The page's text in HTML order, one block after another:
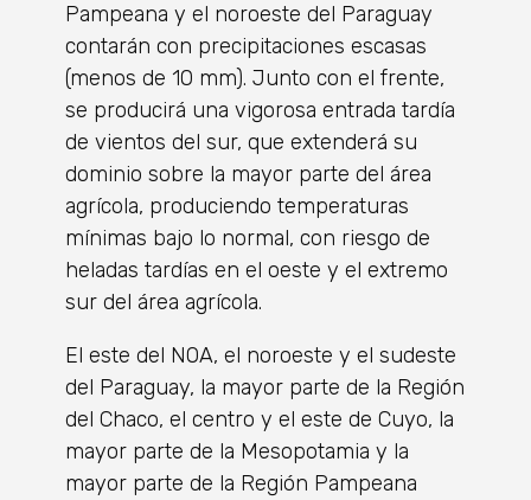
Pampeana y el noroeste del Paraguay
contarán con precipitaciones escasas
(menos de 10 mm). Junto con el frente,
se producirá una vigorosa entrada tardía
de vientos del sur, que extenderá su
dominio sobre la mayor parte del área
agrícola, produciendo temperaturas
mínimas bajo lo normal, con riesgo de
heladas tardías en el oeste y el extremo
sur del área agrícola.
El este del NOA, el noroeste y el sudeste
del Paraguay, la mayor parte de la Región
del Chaco, el centro y el este de Cuyo, la
mayor parte de la Mesopotamia y la
mayor parte de la Región Pampeana